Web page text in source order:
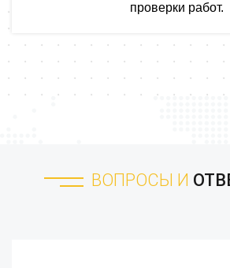
проверки работ.
ВОПРОСЫ И